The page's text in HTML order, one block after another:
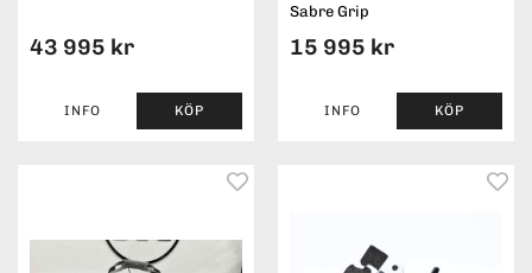
43 995 kr
INFO KÖP
Sabre Grip
15 995 kr
INFO KÖP